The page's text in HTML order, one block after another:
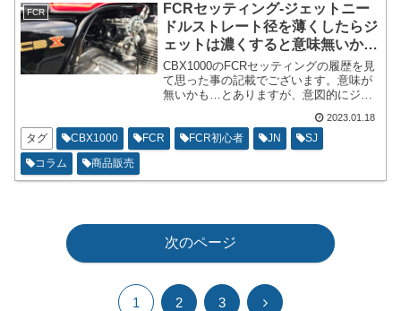
FCR
FCRセッティング-ジェットニー
ドルストレート径を薄くしたらジ
ェットは濃くすると意味無いか
も…...
CBX1000のFCRセッティングの履歴を見
て思った事の記載でございます。意味が
無いかも…とありますが、意図的にジェ
トが使えるようにもなります。特に
CBX1000はクリップ段数が足りなくなり
気味です。
2023.01.18
タグ CBX1000 FCR FCR初心者 JN
SJ
コラム
商品販売
次のページ
1 2 3 次